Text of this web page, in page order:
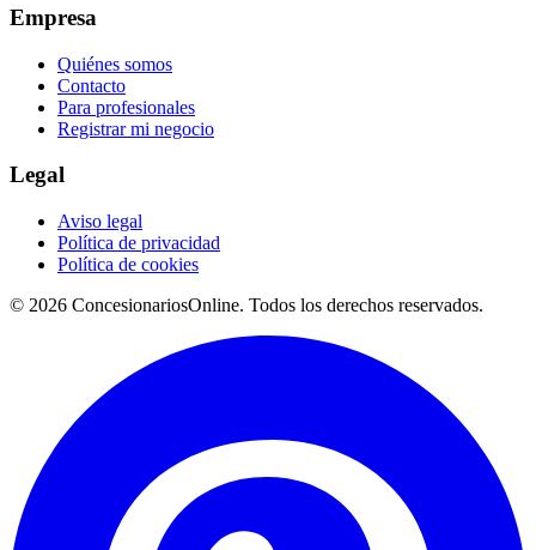
Empresa
Quiénes somos
Contacto
Para profesionales
Registrar mi negocio
Legal
Aviso legal
Política de privacidad
Política de cookies
© 2026 ConcesionariosOnline. Todos los derechos reservados.